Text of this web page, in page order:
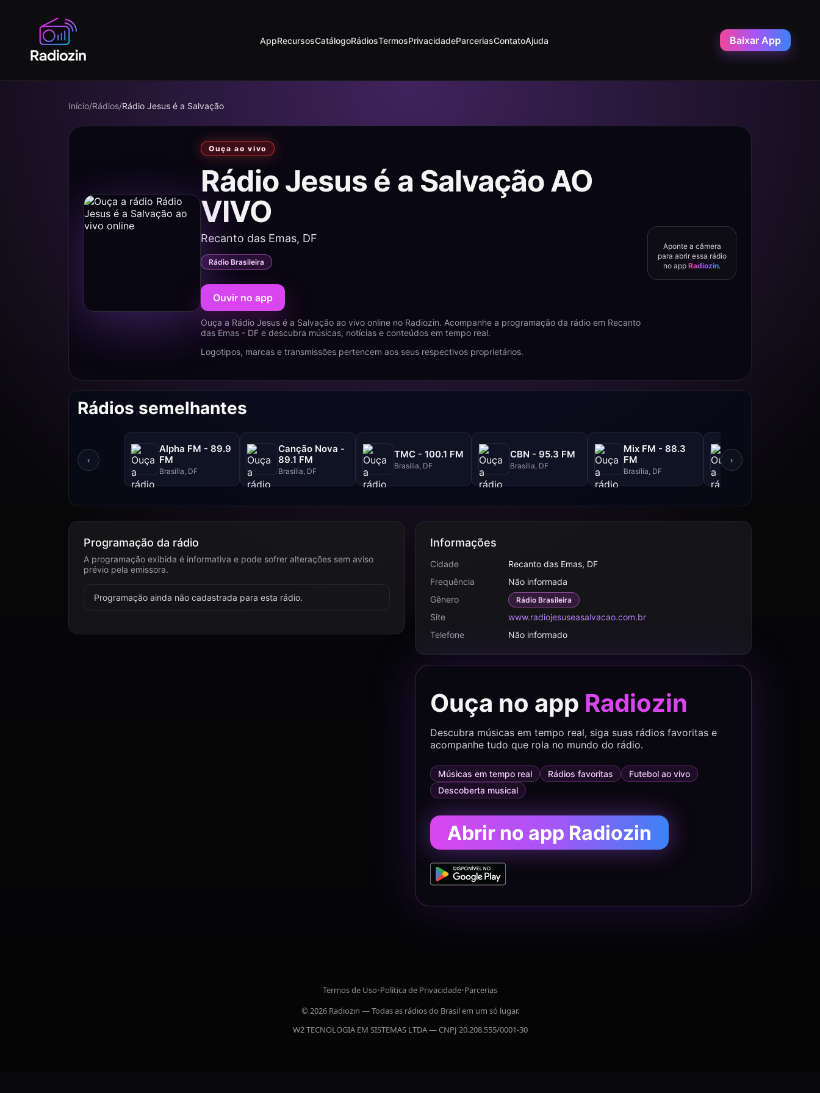
AppRecursosCatálogoRádiosTermosPrivacidadeParceriasContatoAjuda Baixar App
Início/Rádios/Rádio Jesus é a Salvação
Ouça ao vivo
Rádio Jesus é a Salvação AO
VIVO
Recanto das Emas, DF
Rádio Brasileira
Ouvir no app
Ouça a Rádio Jesus é a Salvação ao vivo online no Radiozin. Acompanhe a programação da rádio em Recanto
das Emas - DF e descubra músicas, notícias e conteúdos em tempo real.
Logotipos, marcas e transmissões pertencem aos seus respectivos proprietários.
Aponte a câmera
para abrir essa rádio
no appRadiozin.
Rádios semelhantes
‹
Alpha FM - 89.9
FM
Brasília, DF
Canção Nova -
89.1 FM
Brasília, DF
TMC - 100.1 FM
Brasília, DF
CBN - 95.3 FM
Brasília, DF
Mix FM - 88.3
FM
Brasília, DF
Brasília
›
Programação da rádio
A programação exibida é informativa e pode sofrer alterações sem aviso
prévio pela emissora.
Programação ainda não cadastrada para esta rádio.
Informações
Cidade
Recanto das Emas, DF
Frequência
Não informada
Gênero
Rádio Brasileira
Site
www.radiojesuseasalvacao.com.br
Telefone
Não informado
Ouça no app Radiozin
Descubra músicas em tempo real, siga suas rádios favoritas e
acompanhe tudo que rola no mundo do rádio.
Músicas em tempo real Rádios favoritas
Futebol ao vivo
Descoberta musical
Abrir no app Radiozin
Termos de Uso•Política de Privacidade•Parcerias
© 2026 Radiozin — Todas as rádios do Brasil em um só lugar.
W2 TECNOLOGIA EM SISTEMAS LTDA — CNPJ 20.208.555/0001-30